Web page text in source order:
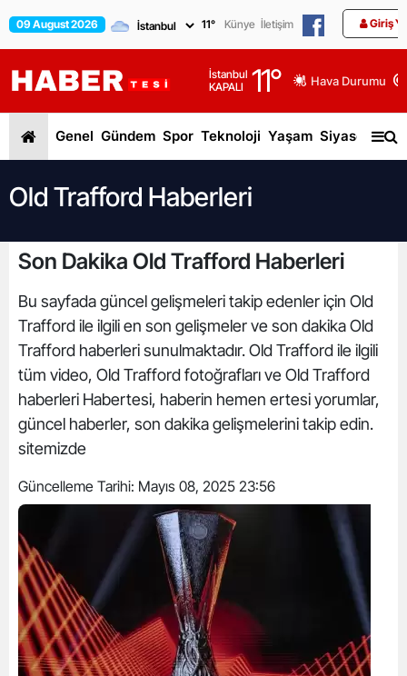
09 August 2026 11° Künye İletişim Giriş
İstanbul
KAPALI
11° Hava Durumu
Genel Gündem Spor Teknoloji Yaşam Siyaset
Old Trafford Haberleri
Son Dakika Old Trafford Haberleri
Bu sayfada güncel gelişmeleri takip edenler için Old
Trafford ile ilgili en son gelişmeler ve son dakika Old
Trafford haberleri sunulmaktadır. Old Trafford ile ilgili
tüm video, Old Trafford fotoğrafları ve Old Trafford
haberleri Habertesi, haberin hemen ertesi yorumlar,
güncel haberler, son dakika gelişmelerini takip edin.
sitemizde
Güncelleme Tarihi: Mayıs 08, 2025 23:56